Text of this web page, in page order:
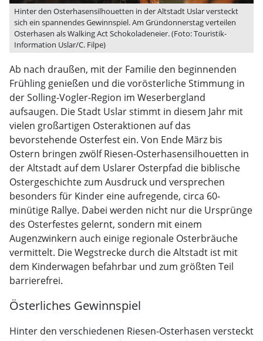
Hinter den Osterhasensilhouetten in der Altstadt Uslar versteckt
sich ein spannendes Gewinnspiel. Am Gründonnerstag verteilen
Osterhasen als Walking Act Schokoladeneier. (Foto: Touristik-
Information Uslar/C. Filpe)
Ab nach draußen, mit der Familie den beginnenden
Frühling genießen und die vorösterliche Stimmung in
der Solling-Vogler-Region im Weserbergland
aufsaugen. Die Stadt Uslar stimmt in diesem Jahr mit
vielen großartigen Osteraktionen auf das
bevorstehende Osterfest ein. Von Ende März bis
Ostern bringen zwölf Riesen-Osterhasensilhouetten in
der Altstadt auf dem Uslarer Osterpfad die biblische
Ostergeschichte zum Ausdruck und versprechen
besonders für Kinder eine aufregende, circa 60-
minütige Rallye. Dabei werden nicht nur die Ursprünge
des Osterfestes gelernt, sondern mit einem
Augenzwinkern auch einige regionale Osterbräuche
vermittelt. Die Wegstrecke durch die Altstadt ist mit
dem Kinderwagen befahrbar und zum größten Teil
barrierefrei.
Österliches Gewinnspiel
Hinter den verschiedenen Riesen-Osterhasen versteckt